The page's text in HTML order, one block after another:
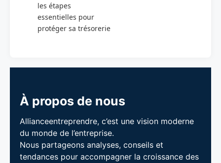
les étapes
essentielles pour
protéger sa trésorerie
À propos de nous
Allianceentreprendre, c’est une vision moderne
du monde de l’entreprise.
Nous partageons analyses, conseils et
tendances pour accompagner la croissance des